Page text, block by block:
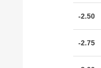
-2.50
-2.75